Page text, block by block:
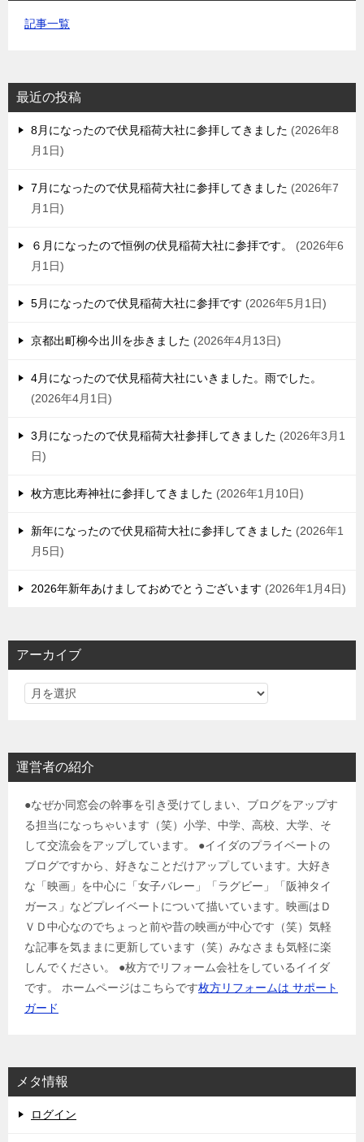
記事一覧
最近の投稿
8月になったので伏見稲荷大社に参拝してきました
2026年8
月1日
7月になったので伏見稲荷大社に参拝してきました
2026年7
月1日
６月になったので恒例の伏見稲荷大社に参拝です。
2026年6
月1日
5月になったので伏見稲荷大社に参拝です 2026年5月1日
京都出町柳今出川を歩きました 2026年4月13日
4月になったので伏見稲荷大社にいきました。雨でした。
2026年4月1日
3月になったので伏見稲荷大社参拝してきました
2026年3月1
日
枚方恵比寿神社に参拝してきました 2026年1月10日
新年になったので伏見稲荷大社に参拝してきました
2026年1
月5日
2026年新年あけましておめでとうございます 2026年1月4日
アーカイブ
運営者の紹介
●なぜか同窓会の幹事を引き受けてしまい、ブログをアップす
る担当になっちゃいます（笑）小学、中学、高校、大学、そ
して交流会をアップしています。 ●イイダのプライベートの
ブログですから、好きなことだけアップしています。大好き
な「映画」を中心に「女子バレー」「ラグビー」「阪神タイ
ガース」などプレイベートについて描いています。映画はＤ
ＶＤ中心なのでちょっと前や昔の映画が中心です（笑）気軽
な記事を気ままに更新しています（笑）みなさまも気軽に楽
しんでください。 ●枚方でリフォーム会社をしているイイダ
です。 ホームページはこちらです枚方リフォームは サポート
ガード
メタ情報
ログイン